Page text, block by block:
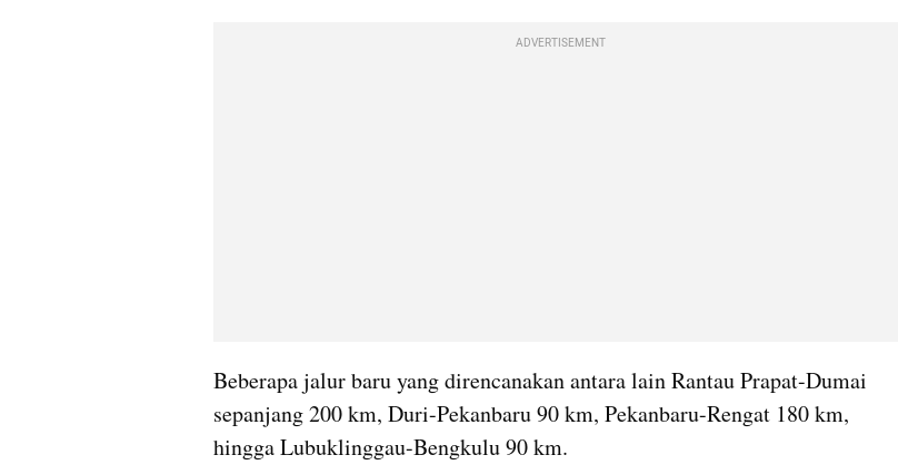
ADVERTISEMENT
Beberapa jalur baru yang direncanakan antara lain Rantau Prapat-Dumai
sepanjang 200 km, Duri-Pekanbaru 90 km, Pekanbaru-Rengat 180 km,
hingga Lubuklinggau-Bengkulu 90 km.